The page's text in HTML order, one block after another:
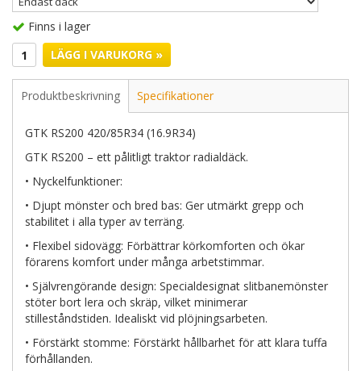
Finns i lager
LÄGG I VARUKORG »
Produktbeskrivning Specifikationer
GTK RS200 420/85R34 (16.9R34)
GTK RS200 – ett pålitligt traktor radialdäck.
• Nyckelfunktioner:
• Djupt mönster och bred bas: Ger utmärkt grepp och
stabilitet i alla typer av terräng.
• Flexibel sidovägg: Förbättrar körkomforten och ökar
förarens komfort under många arbetstimmar.
• Självrengörande design: Specialdesignat slitbanemönster
stöter bort lera och skräp, vilket minimerar
stilleståndstiden. Idealiskt vid plöjningsarbeten.
• Förstärkt stomme: Förstärkt hållbarhet för att klara tuffa
förhållanden.